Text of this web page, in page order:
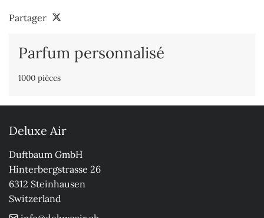
Partager
Parfum personnalisé
1000 pièces
Deluxe Air
Duftbaum GmbH
Hinterbergstrasse 26
6312 Steinhausen
Switzerland